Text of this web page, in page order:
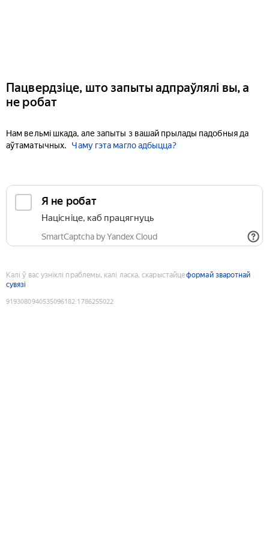
Пацвердзіце, што запыты адпраўлялі вы, а
не робат
Нам вельмі шкада, але запыты з вашай прылады падобныя да
аўтаматычных.
Чаму гэта магло адбыцца?
Я не робат
Націсніце, каб працягнуць
SmartCaptcha by Yandex Cloud
Калі ў вас узніклі праблемы, калі ласка, скарыстайцеформай зваротнай
сувязі
9193080940535096182:1786255022